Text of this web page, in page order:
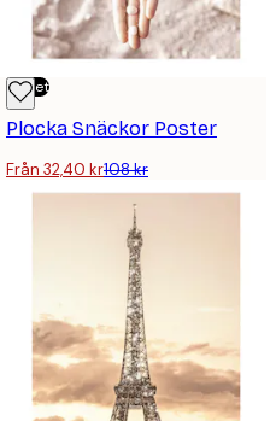
Outlet
Plocka Snäckor Poster
Från 32,40 kr108 kr